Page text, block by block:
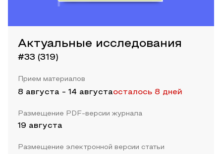
Актуальные исследования
#33 (319)
Прием материалов
8 августа - 14 августаосталось 8 дней
Размещение PDF-версии журнала
19 августа
Размещение электронной версии статьи